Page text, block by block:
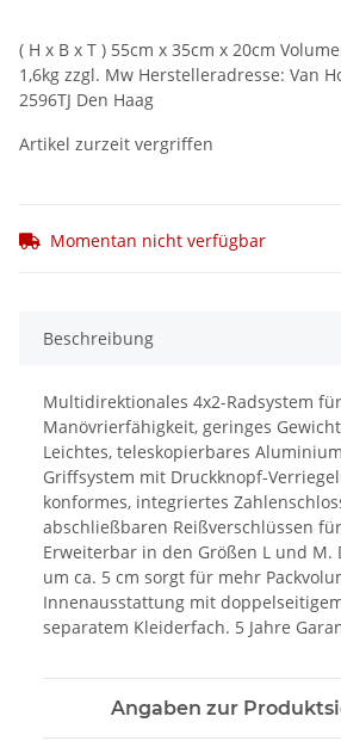
( H x B x T ) 55cm x 35cm x 20cm
1,6kg zzgl. Mw Herstelleradresse: Van
2596TJ Den Haag
Artikel zurzeit vergriffen
Momentan nicht verfügbar
Beschreibung
Multidirektionales 4x2-Radsystem
Manövrierfähigkeit, geringes
Leichtes, teleskopierbares
Griffsystem mit Druckknopf-
konformes, integriertes
abschließbaren Reißverschlüssen
Erweiterbar in den Größen L und M.
um ca. 5 cm sorgt für mehr
Innenausstattung mit
separatem Kleiderfach. 5 Jahre
Angaben zur